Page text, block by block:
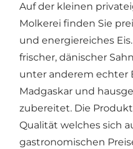
Auf der kleinen
Molkerei finden Sie
und energiereiches
frischer, dänischer
unter anderem echter
Madgaskar und
zubereitet. Die
Qualität welches sich
gastronomischen